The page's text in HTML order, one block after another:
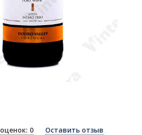
оценок: 0 Оставить отзыв